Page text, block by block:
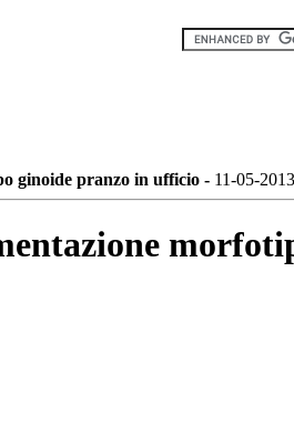
ginoide pranzo in ufficio - 11-05-